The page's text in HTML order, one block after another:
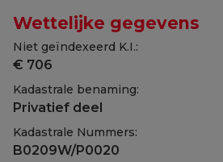
Wettelijke gegevens
Niet geïndexeerd K.I.:
€ 706
Kadastrale benaming:
Privatief deel
Kadastrale Nummers:
B0209W/P0020